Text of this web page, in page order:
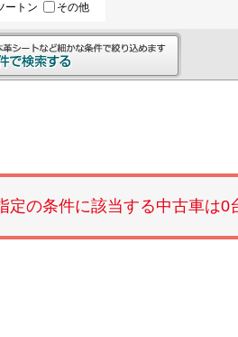
ートン
その他
定の条件に該当する中古車は0